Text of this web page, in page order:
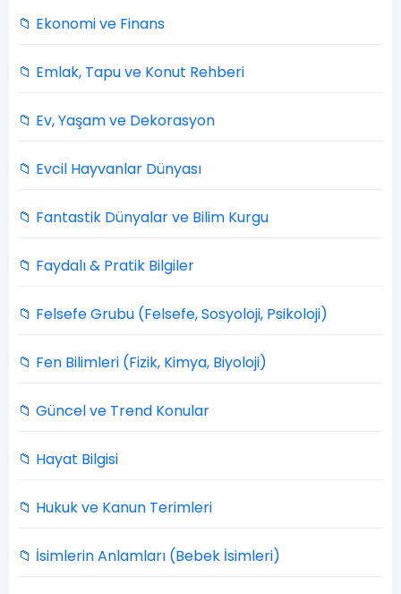
📁 Ekonomi ve Finans
📁 Emlak, Tapu ve Konut Rehberi
📁 Ev, Yaşam ve Dekorasyon
📁 Evcil Hayvanlar Dünyası
📁 Fantastik Dünyalar ve Bilim Kurgu
📁 Faydalı & Pratik Bilgiler
📁 Felsefe Grubu (Felsefe, Sosyoloji, Psikoloji)
📁 Fen Bilimleri (Fizik, Kimya, Biyoloji)
📁 Güncel ve Trend Konular
📁 Hayat Bilgisi
📁 Hukuk ve Kanun Terimleri
📁 İsimlerin Anlamları (Bebek İsimleri)